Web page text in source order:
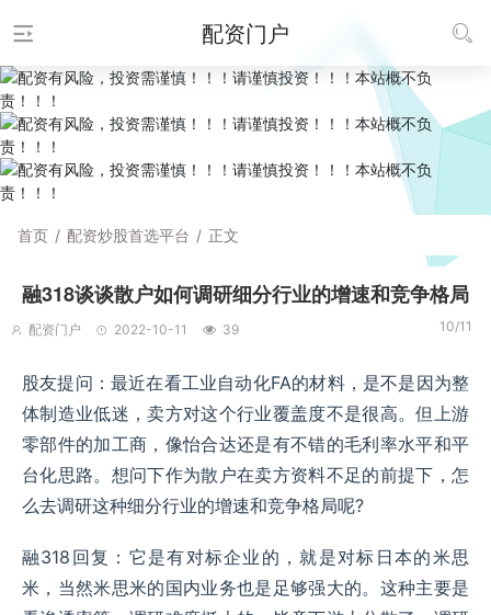
配资门户
首页 / 配资炒股首选平台 / 正文
融318谈谈散户如何调研细分行业的增速和竞争格局
配资门户 2022-10-11 39 10/11
股友提问：最近在看工业自动化FA的材料，是不是因为整
体制造业低迷，卖方对这个行业覆盖度不是很高。但上游
零部件的加工商，像怡合达还是有不错的毛利率水平和平
台化思路。想问下作为散户在卖方资料不足的前提下，怎
么去调研这种细分行业的增速和竞争格局呢?
融318回复：它是有对标企业的，就是对标日本的米思
米，当然米思米的国内业务也是足够强大的。这种主要是